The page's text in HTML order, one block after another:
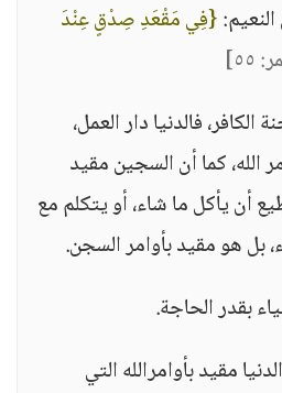
{فِي مَقْعَدِ صِدْقٍ عِنْدَ
٥٥]
فالدنيا دار العمل،
الله، كما أن السجين مقيد
أن يأكل ما شاء، أو يتكلم مع
بل هو مقيد بأوامر السجن.
بقدر الحاجة.
مقيد بأوامرالله التي